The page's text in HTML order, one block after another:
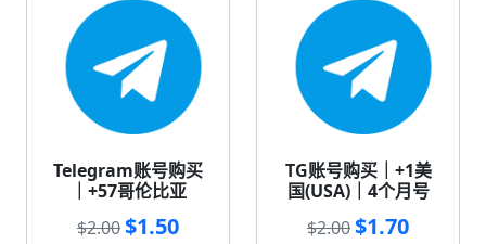
Telegram账号购买
｜+57哥伦比亚
$2.00$1.50
TG账号购买｜+1美
国(USA)｜4个月号
$2.00$1.70